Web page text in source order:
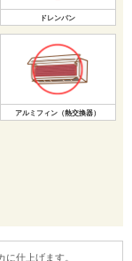
ドレンパン
アルミフィン（熱交換器）
仕上げます。